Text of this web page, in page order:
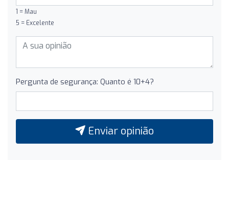
1 = Mau
5 = Excelente
Pergunta de segurança: Quanto é 10+4?
Enviar opinião